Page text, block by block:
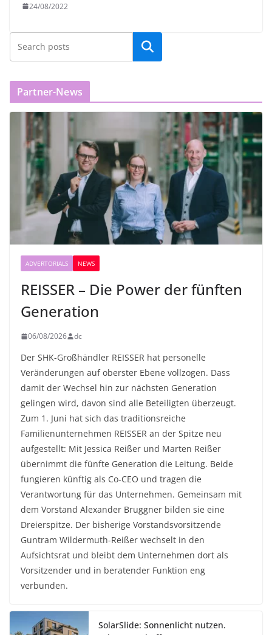
24/08/2022
Partner-News
ADVERTORIALS NEWS
REISSER – Die Power der fünften
Generation
06/08/2026 dc
Der SHK-Großhändler REISSER hat personelle
Veränderungen auf oberster Ebene vollzogen. Dass
damit der Wechsel hin zur nächsten Generation
gelingen wird, davon sind alle Beteiligten überzeugt.
Zum 1. Juni hat sich das traditionsreiche
Familienunternehmen REISSER an der Spitze neu
aufgestellt: Mit Jessica Reißer und Marten Reißer
übernimmt die fünfte Generation die Leitung. Beide
fungieren künftig als Co-CEO und tragen die
Verantwortung für das Unternehmen. Gemeinsam mit
dem Vorstand Alexander Bruggner bilden sie eine
Dreierspitze. Der bisherige Vorstandsvorsitzende
Guntram Wildermuth-Reißer wechselt in den
Aufsichtsrat und bleibt dem Unternehmen dort als
Vorsitzender und in beratender Funktion eng
verbunden.
SolarSlide: Sonnenlicht nutzen.